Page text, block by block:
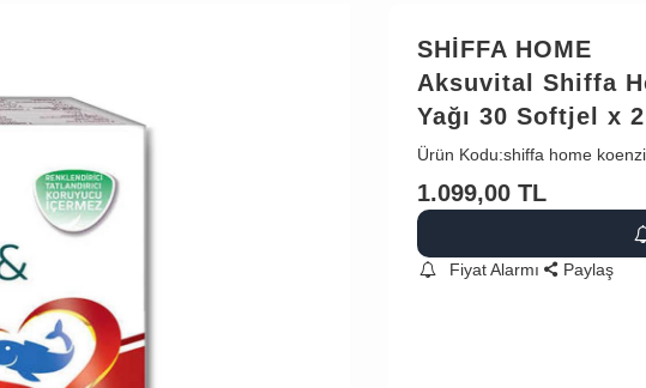
SHİFFA HOME
Aksuvital Shiffa
Yağı 30 Softjel x
Ürün Kodu:shiffa home
1.099,00 TL
Fiyat Alarmı Paylaş